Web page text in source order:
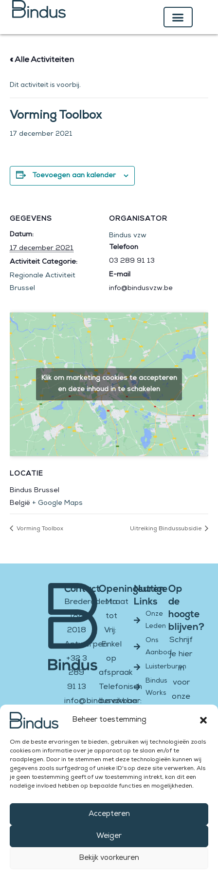
Beheer toestemming
Om de beste ervaringen te bieden, gebruiken wij technologieën zoals
cookies om informatie over je apparaat op te slaan en/of te
raadplegen. Door in te stemmen met deze technologieën kunnen wij
gegevens zoals surfgedrag of unieke ID's op deze site verwerken. Als
je geen toestemming geeft of uw toestemming intrekt, kan dit een
nadelige invloed hebben op bepaalde functies en mogelijkheden.
Accepteren
Weiger
Bekijk voorkeuren
naar
« Alle Activiteiten
Dit activiteit is voorbij.
Vorming Toolbox
17 december 2021
Toevoegen aan kalender
GEGEVENS
Datum:
17 december 2021
Activiteit Categorie:
Regionale Activiteit
Brussel
ORGANISATOR
Bindus vzw
Telefoon
03 289 91 13
E-mail
info@bindusvzw.be
LOCATIE
Bindus Brussel
België + Google Maps
Klik om marketing cookies te accepteren
en deze inhoud in te schakelen
Vorming Toolbox Uitreiking Bindussubsidie
Contact
Brederodestraat
188
2018
Antwerpen
+32 3
289
91 13
info@bindusvzw.be
BE0451.931.908
f
in
Openingsuren
Ma
tot
Vrij:
Enkel
op
afspraak
Telefonisch
bereikbaar:
Ma &
13:00
–
16:00
Za &
gesloten
Nuttige
Links
Onze
Leden
Ons
Aanbod
Luisterburen
Bindus
Works
Op
de
hoogte
blijven?
Schrijf
je hier
in
voor
onze
Versturen